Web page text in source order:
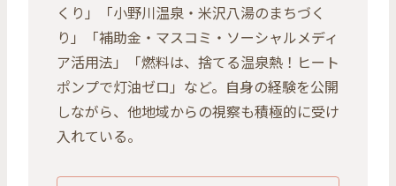
くり」「小野川温泉・米沢八湯のまちづく
り」「補助金・マスコミ・ソーシャルメディ
ア活用法」「燃料は、捨てる温泉熱！ヒート
ポンプで灯油ゼロ」など。自身の経験を公開
しながら、他地域からの視察も積極的に受け
入れている。